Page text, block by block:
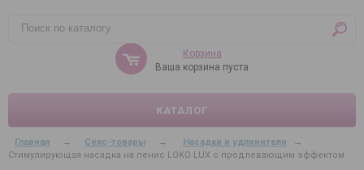
Корзина
Ваша корзина пуста
КАТАЛОГ
Главная → Секс-товары → Насадки и удлинители
→
Стимулирующая насадка на пенис LOKO LUX с продлевающим эффектом